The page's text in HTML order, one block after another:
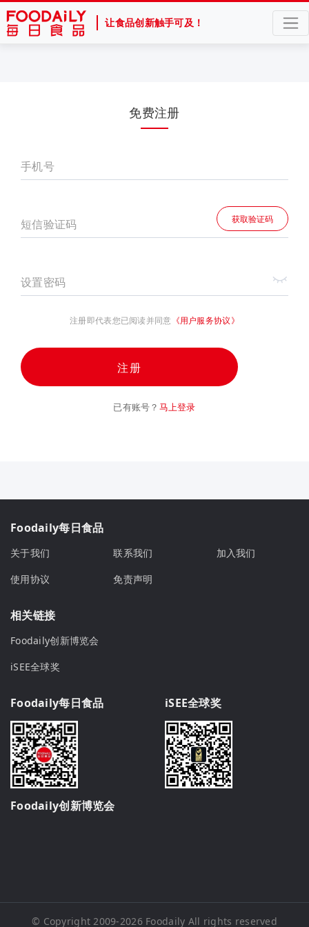
让食品创新触手可及！
免费注册
手机号
短信验证码 获取验证码
设置密码
注册即代表您已阅读并同意 《用户服务协议》
注册
已有账号？ 马上登录
Foodaily每日食品
关于我们 联系我们
加入我们
使用协议
免责声明
相关链接
Foodaily创新博览会
iSEE全球奖
Foodaily每日食品 iSEE全球奖
Foodaily创新博览会
© Copyright 2009-2026 Foodaily All rights reserved